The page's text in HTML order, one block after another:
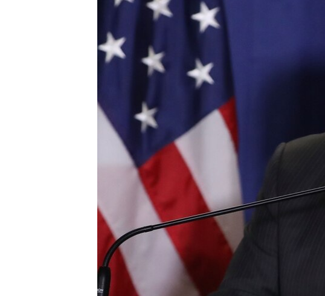
УКРАЇНСЬКА ПРОБЛЕМА КРИМУ